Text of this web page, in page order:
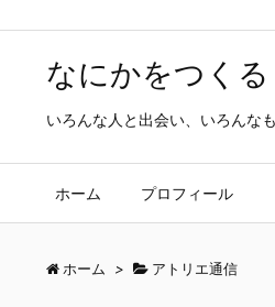
なにかをつくる
いろんな人と出会い、いろんな
ホーム プロフィール
ホーム > アトリエ通信